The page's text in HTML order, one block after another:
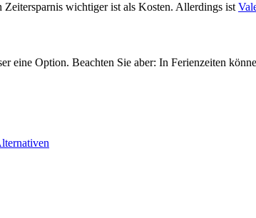
Zeitersparnis wichtiger ist als Kosten. Allerdings ist
eine Option. Beachten Sie aber: In Ferienzeiten